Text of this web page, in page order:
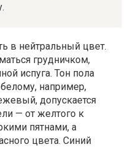
в нейтральный цвет.
грудничком,
испуга. Тон пола
например,
допускается
— от желтого к
пятнами, а
цвета. Синий